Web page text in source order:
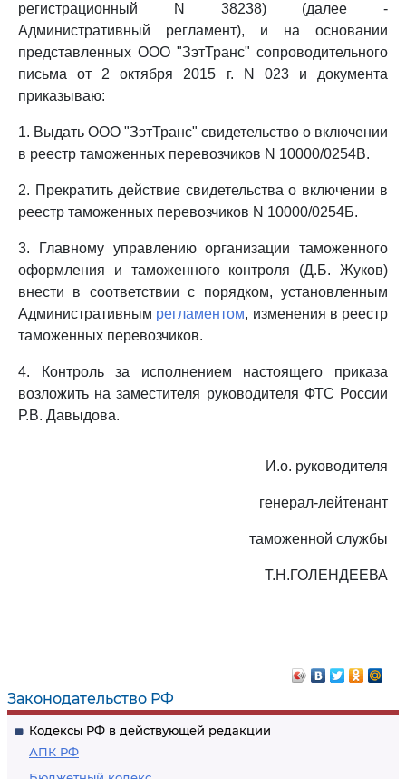
Законодательство РФ
Кодексы РФ в действующей редакции
АПК РФ
регистрационный N 38238) (далее -
Административный регламент), и на основании
представленных ООО "ЗэтТранс" сопроводительного
письма от 2 октября 2015 г. N 023 и документа
приказываю:
1. Выдать ООО "ЗэтТранс" свидетельство о включении
в реестр таможенных перевозчиков N 10000/0254В.
2. Прекратить действие свидетельства о включении в
реестр таможенных перевозчиков N 10000/0254Б.
3. Главному управлению организации таможенного
оформления и таможенного контроля (Д.Б. Жуков)
внести в соответствии с порядком, установленным
Административным регламентом, изменения в реестр
таможенных перевозчиков.
4. Контроль за исполнением настоящего приказа
возложить на заместителя руководителя ФТС России
Р.В. Давыдова.
И.о. руководителя
генерал-лейтенант
таможенной службы
Т.Н.ГОЛЕНДЕЕВА